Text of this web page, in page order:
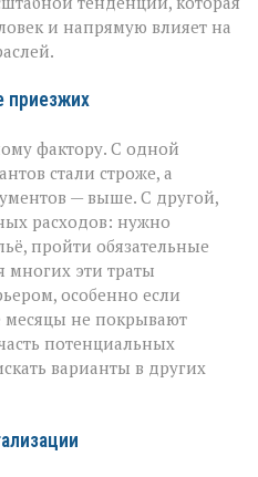
и напрямую влияет на
приезжих
фактору. С одной
стали строже, а
— выше. С другой,
расходов: нужно
пройти обязательные
многих эти траты
особенно если
месяцы не покрывают
потенциальных
варианты в других